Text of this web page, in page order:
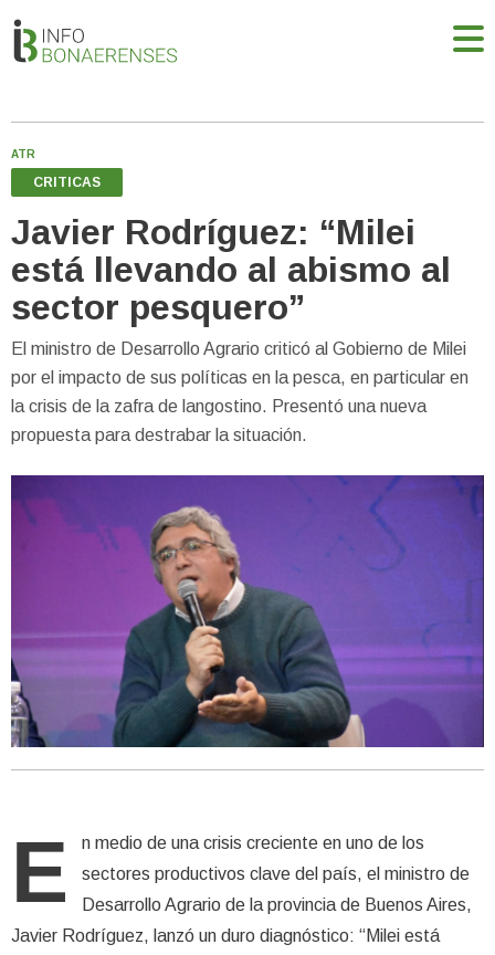
ATR
CRITICAS
Javier Rodríguez: “Milei
está llevando al abismo al
sector pesquero”
El ministro de Desarrollo Agrario criticó al Gobierno de Milei
por el impacto de sus políticas en la pesca, en particular en
la crisis de la zafra de langostino. Presentó una nueva
propuesta para destrabar la situación.
E
n medio de una crisis creciente en uno de los
sectores productivos clave del país, el ministro de
Desarrollo Agrario de la provincia de Buenos Aires,
Javier Rodríguez, lanzó un duro diagnóstico: “Milei está